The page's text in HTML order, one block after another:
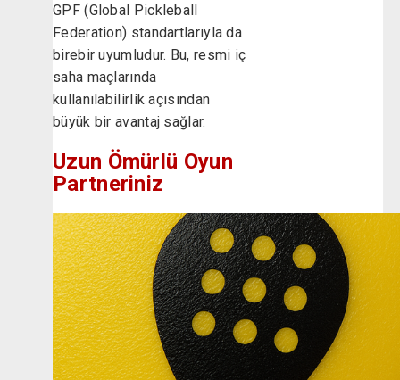
GPF (Global Pickleball
Federation) standartlarıyla da
birebir uyumludur. Bu, resmi iç
saha maçlarında
kullanılabilirlik açısından
büyük bir avantaj sağlar.
Uzun Ömürlü Oyun
Partneriniz